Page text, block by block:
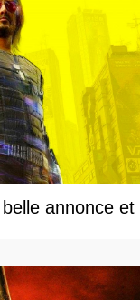
annonce et